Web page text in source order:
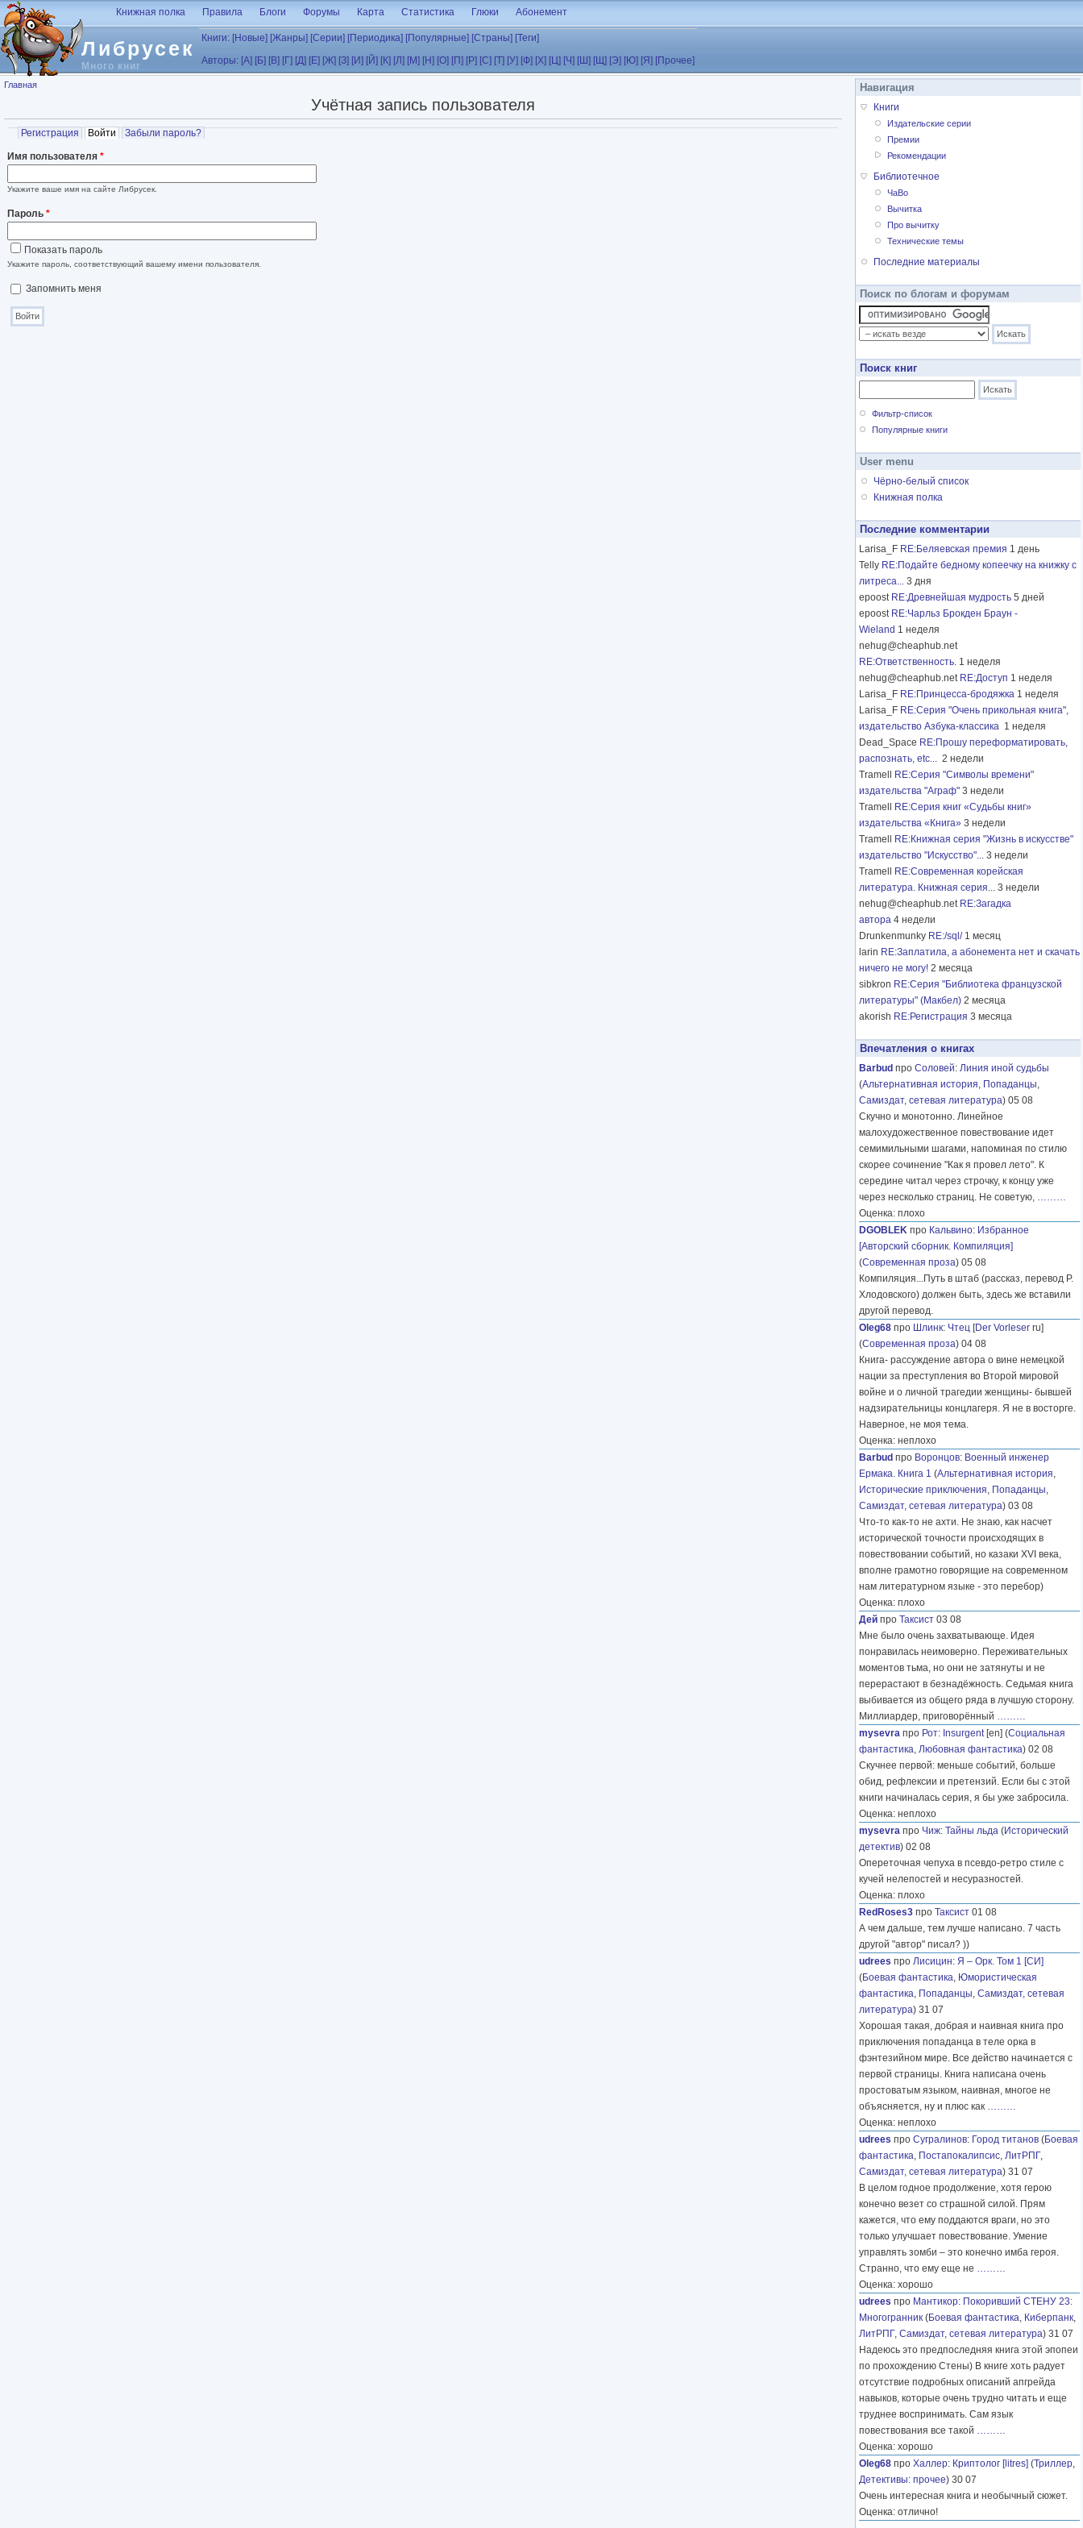
Перейти к основному содержанию
Либрусек
Много книг
Книжная полка Правила Блоги Форумы Карта Статистика Глюки Абонемент
Книги: [Новые] [Жанры] [Серии] [Периодика] [Популярные] [Страны] [Теги]
Авторы: [А] [Б] [В] [Г] [Д] [Е] [Ж] [З] [И] [Й] [К] [Л] [М] [Н] [О] [П] [Р] [С] [Т] [У] [Ф] [Х] [Ц] [Ч] [Ш] [Щ] [Э] [Ю] [Я] [Прочее]
Вы здесь
Главная
Учётная запись пользователя
Главные вкладки
Регистрация Войти (активная вкладка)
Забыли пароль?
Имя пользователя *
Укажите ваше имя на сайте Либрусек.
Пароль *
Показать пароль
Укажите пароль, соответствующий вашему имени пользователя.
Запомнить меня
Навигация
Книги
Издательские серии
Премии
Рекомендации
Библиотечное
ЧаВо
Вычитка
Про вычитку
Технические темы
Последние материалы
Поиск по блогам и форумам
Поиск книг
Фильтр-список
Популярные книги
User menu
Чёрно-белый список
Книжная полка
Последние комментарии
Larisa_F RE:Беляевская премия 1 день
Telly RE:Подайте бедному копеечку на книжку с
литреса... 3 дня
epoost RE:Древнейшая мудрость 5 дней
epoost RE:Чарльз Брокден Браун -
Wieland 1 неделя
nehug@cheaphub.net
RE:Ответственность. 1 неделя
nehug@cheaphub.net RE:Доступ 1 неделя
Larisa_F RE:Принцесса-бродяжка 1 неделя
Larisa_F RE:Серия "Очень прикольная книга",
издательство Азбука-классика 1 неделя
Dead_Space RE:Прошу переформатировать,
распознать, etc... 2 недели
Tramell
RE:Серия "Символы времени"
издательства "Аграф" 3 недели
Tramell
RE:Серия книг «Судьбы книг»
издательства «Книга» 3 недели
Tramell
RE:Книжная серия "Жизнь в искусстве"
издательство "Искусство"... 3 недели
Tramell
RE:Современная корейская
литература. Книжная серия... 3 недели
nehug@cheaphub.net RE:Загадка
автора 4 недели
Drunkenmunky RE:/sql/ 1 месяц
larin RE:Заплатила, а абонемента нет и скачать
ничего не могу! 2 месяца
sibkron RE:Серия "Библиотека французской
литературы" (Макбел) 2 месяца
akorish RE:Регистрация 3 месяца
Впечатления о книгах
Barbud про Соловей: Линия иной судьбы
(Альтернативная история, Попаданцы,
Самиздат, сетевая литература) 05 08
Скучно и монотонно. Линейное
малохудожественное повествование идет
семимильными шагами, напоминая по стилю
скорее сочинение "Как я провел лето". К
середине читал через строчку, к концу уже
через несколько страниц. Не советую, ………
Оценка: плохо
DGOBLEK про Кальвино: Избранное
[Авторский сборник. Компиляция]
(Современная проза) 05 08
Компиляция...Путь в штаб (рассказ, перевод Р.
Хлодовского) должен быть, здесь же вставили
другой перевод.
Oleg68 про Шлинк: Чтец [Der Vorleser ru]
(Современная проза) 04 08
Книга- рассуждение автора о вине немецкой
нации за преступления во Второй мировой
войне и о личной трагедии женщины- бывшей
надзирательницы концлагеря. Я не в восторге.
Наверное, не моя тема.
Оценка: неплохо
Barbud про Воронцов: Военный инженер
Ермака. Книга 1 (Альтернативная история,
Исторические приключения, Попаданцы,
Самиздат, сетевая литература) 03 08
Что-то как-то не ахти. Не знаю, как насчет
исторической точности происходящих в
повествовании событий, но казаки XVI века,
вполне грамотно говорящие на современном
нам литературном языке - это перебор)
Оценка: плохо
Дей про Таксист 03 08
Мне было очень захватывающе. Идея
понравилась неимоверно. Переживательных
моментов тьма, но они не затянуты и не
перерастают в безнадёжность. Седьмая книга
выбивается из общего ряда в лучшую сторону.
Миллиардер, приговорённый ………
mysevra про Рот: Insurgent[en] (Социальная
фантастика, Любовная фантастика) 02 08
Скучнее первой: меньше событий, больше
обид, рефлексии и претензий. Если бы с этой
книги начиналась серия, я бы уже забросила.
Оценка: неплохо
mysevra про Чиж: Тайны льда (Исторический
детектив) 02 08
Опереточная чепуха в псевдо-ретро стиле с
кучей нелепостей и несуразностей.
Оценка: плохо
RedRoses3 про Таксист 01 08
А чем дальше, тем лучше написано. 7 часть
другой "автор" писал? ))
udrees про Лисицин: Я – Орк. Том 1 [СИ]
(Боевая фантастика, Юмористическая
фантастика, Попаданцы, Самиздат, сетевая
литература) 31 07
Хорошая такая, добрая и наивная книга про
приключения попаданца в теле орка в
фэнтезийном мире. Все действо начинается с
первой страницы. Книга написана очень
простоватым языком, наивная, многое не
объясняется, ну и плюс как ………
Оценка: неплохо
udrees про Сугралинов: Город титанов (Боевая
фантастика, Постапокалипсис, ЛитРПГ,
Самиздат, сетевая литература) 31 07
В целом годное продолжение, хотя герою
конечно везет со страшной силой. Прям
кажется, что ему поддаются враги, но это
только улучшает повествование. Умение
управлять зомби – это конечно имба героя.
Странно, что ему еще не ………
Оценка: хорошо
udrees про Мантикор: Покоривший СТЕНУ 23:
Многогранник (Боевая фантастика, Киберпанк,
ЛитРПГ, Самиздат, сетевая литература) 31 07
Надеюсь это предпоследняя книга этой эпопеи
по прохождению Стены) В книге хоть радует
отсутствие подробных описаний апгрейда
навыков, которые очень трудно читать и еще
труднее воспринимать. Сам язык
повествования все такой ………
Оценка: хорошо
Oleg68 про Халлер: Криптолог [litres] (Триллер,
Детективы: прочее) 30 07
Очень интересная книга и необычный сюжет.
Оценка: отлично!